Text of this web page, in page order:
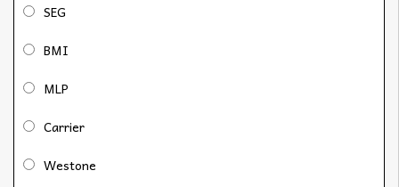
SEG
BMI
MLP
Carrier
Westone